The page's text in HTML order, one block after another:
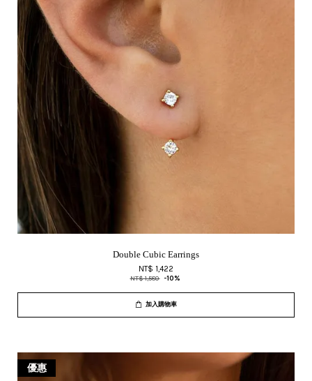
Double Cubic Earrings
NT$ 1,422
NT$ 1,580 -10%
加入購物車
優惠